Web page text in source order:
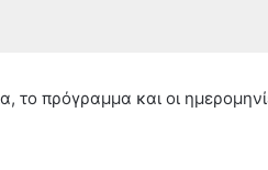
το πρόγραμμα και οι